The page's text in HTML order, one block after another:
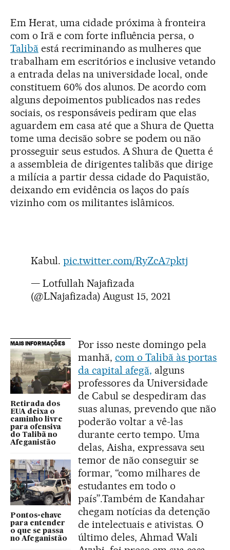
Em Herat, uma cidade próxima à fronteira
com o Irã e com forte influência persa, o
Talibãestá recriminando as mulheres que
trabalham em escritórios e inclusive vetando
a entrada delas na universidade local, onde
constituem 60% dos alunos. De acordo com
alguns depoimentos publicados nas redes
sociais, os responsáveis pediram que elas
aguardem em casa até que a Shura de Quetta
tome uma decisão sobre se podem ou não
prosseguir seus estudos. A Shura de Quetta é
a assembleia de dirigentes talibãs que dirige
a milícia a partir dessa cidade do Paquistão,
deixando em evidência os laços do país
vizinho com os militantes islâmicos.
Kabul. pic.twitter.com/RyZcA7pktj
— Lotfullah Najafizada
(@LNajafizada) August 15, 2021
MAIS INFORMAÇÕES
Retirada dos
EUA deixa o
caminho livre
para ofensiva
do Talibã no
Afeganistão
Pontos-chave
para entender
o que se passa
no Afeganistão
Por isso neste domingo pela
manhã, com o Talibã às portas
da capital afegã, alguns
professores da Universidade
de Cabul se despediram das
suas alunas, prevendo que não
poderão voltar a vê-las
durante certo tempo. Uma
delas, Aisha, expressava seu
temor de não conseguir se
formar, “como milhares de
estudantes em todo o
país”.Também de Kandahar
chegam notícias da detenção
de intelectuais e ativistas. O
último deles, Ahmad Wali